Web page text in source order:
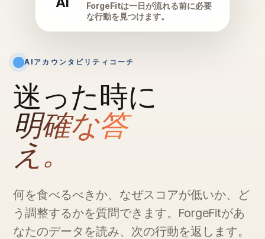
ForgeFitは一日が流れる前に必要
な行動を見つけます。
AIアカウンタビリティコーチ
迷った時に
明確な答
え。
何を食べるべきか、なぜスコアが低いか、ど
う調整するかを質問できます。ForgeFitがあ
なたのデータを読み、次の行動を返します。